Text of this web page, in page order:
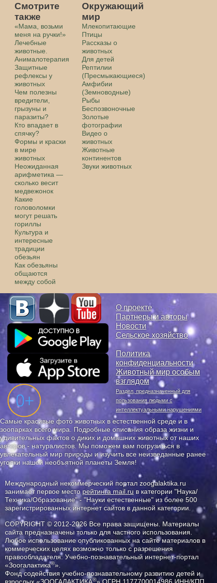
Смотрите
также
«Мама, возьми
меня на ручки!»
Лечебные
животные.
Анималотерапия
Защитные
рефлексы у
животных
Чем полезны
вредители,
грызуны и
паразиты?
Кто впадает в
спячку?
Формы и краски
в мире
животных
Неожиданная
арифметика —
сколько весит
медвежонок
Какие
головоломки
могут решать
гориллы
Культура и
интересные
традиции
обезьян
Как обезьяны
общаются
между собой
Окружающий
мир
Млекопитающие
Птицы
Рассказы о
животных
Для детей
Рептилии
(Пресмыкающиеся)
Амфибии
(Земноводные)
Рыбы
Беспозвоночные
Золотые
фотографии
Видео о
животных
Животные
континентов
Звуки животных
О проекте
Партнеры и авторы
Новости
Сельское хозяйство
Политика
конфиденциальности
Животный мир особым
взглядом
Раздел, предназначенный для
пользования людьми с
интеллектуальными нарушениями
Самые красивые фото животных в естественной среде и в
зоопарках всего мира. Подробные описания образа жизни и
удивительных фактов о диких и домашних животных от наших
авторов - натуралистов. Мы поможем вам погрузиться в
увлекательный мир природы и изучить все неизведанные ранее
уголки нашей необъятной планеты Земля!
Международный некоммерческий портал zoogalaktika.ru
занимает первое месторейтинга mail.ru в категории "Наука/
Техника/Образование" - "Науки естественные" из более 500
зарегистрированных интернет сайтов в данной категории.
COPYRIGHT © 2012-2026 Все права защищены. Материалы
сайта предназначены только для частного использования.
Любое использование опубликованных на сайте материалов в
коммерческих целях возможно только с разрешения
правообладателя: Учебно-познавательный интернет-портал
«Зоогалактика®».
Фонд содействия учебно-познавательному развитию детей и
®